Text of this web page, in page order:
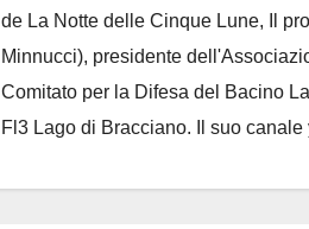
de La Notte delle Cinque Lune, Il
Minnucci), presidente dell'
Comitato per la Difesa del Bacino
Fl3 Lago di Bracciano. Il suo